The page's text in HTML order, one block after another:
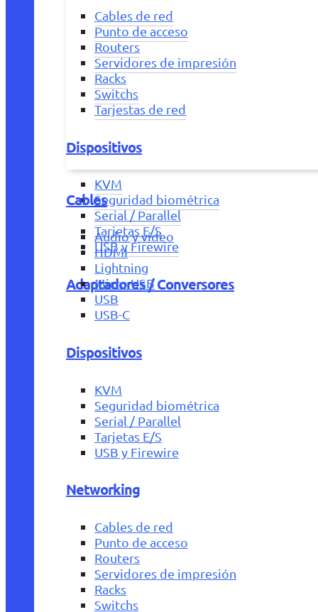
Cables de red
Punto de acceso
Routers
Servidores de impresión
Racks
Switchs
Tarjestas de red
Dispositivos
KVM
Seguridad biométrica
Serial / Parallel
Tarjetas E/S
USB y Firewire
Adaptadores / Conversores
Cables
Audio y vídeo
HDMI
Lightning
Micro USB
USB
USB-C
Dispositivos
KVM
Seguridad biométrica
Serial / Parallel
Tarjetas E/S
USB y Firewire
Networking
Cables de red
Punto de acceso
Routers
Servidores de impresión
Racks
Switchs